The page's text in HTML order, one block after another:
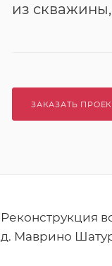
из
ЗАКАЗАТЬ
Реконструкция
д. Маврино